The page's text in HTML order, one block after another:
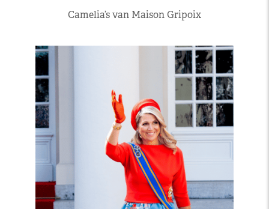
Camelia’s van Maison Gripoix